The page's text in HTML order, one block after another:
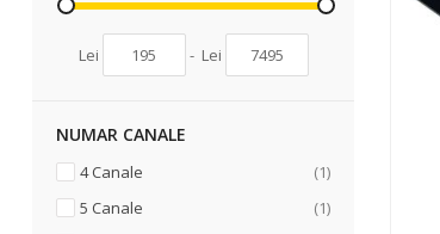
Lei - Lei
NUMAR CANALE
4 Canale 1articol
5 Canale
1articol